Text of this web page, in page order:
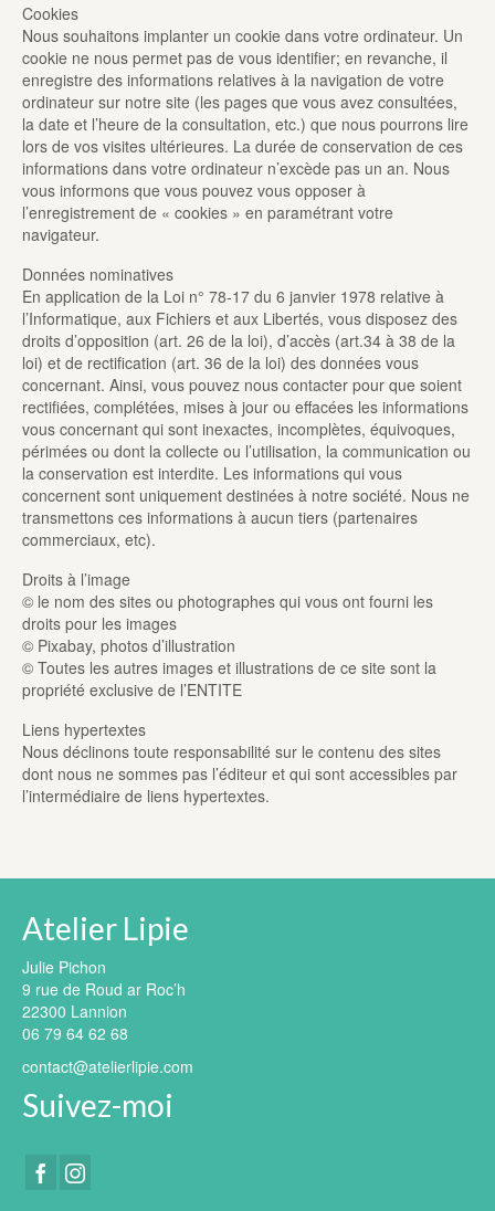
Cookies
Nous souhaitons implanter un cookie dans votre ordinateur. Un
cookie ne nous permet pas de vous identifier; en revanche, il
enregistre des informations relatives à la navigation de votre
ordinateur sur notre site (les pages que vous avez consultées,
la date et l’heure de la consultation, etc.) que nous pourrons lire
lors de vos visites ultérieures. La durée de conservation de ces
informations dans votre ordinateur n’excède pas un an. Nous
vous informons que vous pouvez vous opposer à
l’enregistrement de « cookies » en paramétrant votre
navigateur.
Données nominatives
En application de la Loi n° 78-17 du 6 janvier 1978 relative à
l’Informatique, aux Fichiers et aux Libertés, vous disposez des
droits d’opposition (art. 26 de la loi), d’accès (art.34 à 38 de la
loi) et de rectification (art. 36 de la loi) des données vous
concernant. Ainsi, vous pouvez nous contacter pour que soient
rectifiées, complétées, mises à jour ou effacées les informations
vous concernant qui sont inexactes, incomplètes, équivoques,
périmées ou dont la collecte ou l’utilisation, la communication ou
la conservation est interdite. Les informations qui vous
concernent sont uniquement destinées à notre société. Nous ne
transmettons ces informations à aucun tiers (partenaires
commerciaux, etc).
Droits à l’image
© le nom des sites ou photographes qui vous ont fourni les
droits pour les images
© Pixabay, photos d’illustration
© Toutes les autres images et illustrations de ce site sont la
propriété exclusive de l’ENTITE
Liens hypertextes
Nous déclinons toute responsabilité sur le contenu des sites
dont nous ne sommes pas l’éditeur et qui sont accessibles par
l’intermédiaire de liens hypertextes.
Atelier Lipie
Julie Pichon
9 rue de Roud ar Roc’h
22300 Lannion
06 79 64 62 68
contact@atelierlipie.com
Suivez-moi